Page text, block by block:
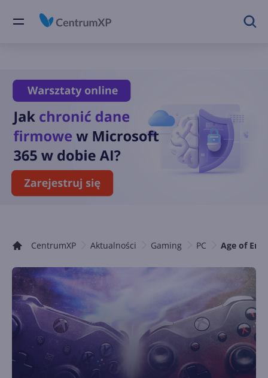
CentrumXP Aktualności Gaming PC Age of